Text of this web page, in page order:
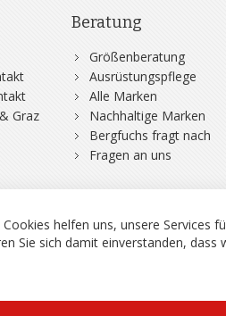
Graz
Beratung
Größenberatung
Ausrüstungspflege
Alle Marken
Nachhaltige Marken
Bergfuchs fragt nach
Fragen an uns
helfen uns, unsere Services
Sie sich damit einverstanden, dass